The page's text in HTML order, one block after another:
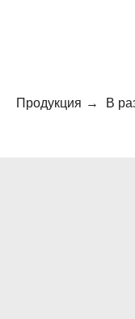
Продукция → В